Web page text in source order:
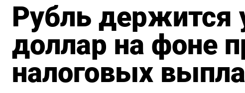
Рубль держится
доллар на фоне
налоговых